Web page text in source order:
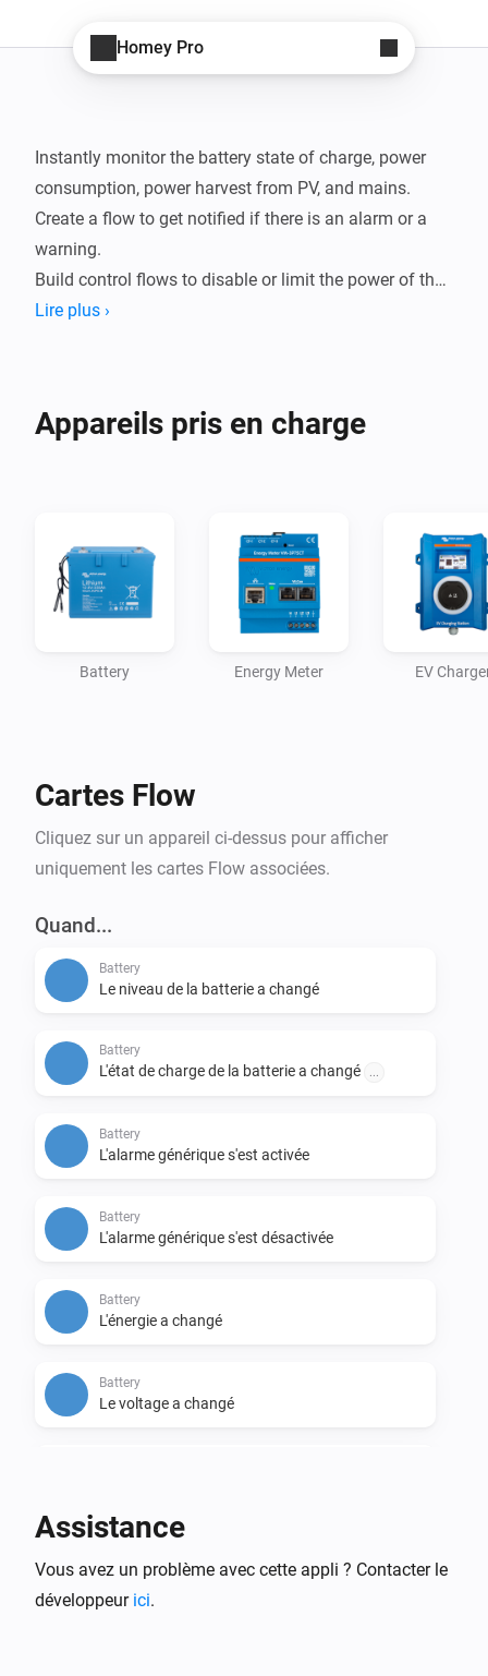
Homey Pro
Instantly monitor the battery state of charge, power
consumption, power harvest from PV, and mains.
Create a flow to get notified if there is an alarm or a
warning.
Build control flows to disable or limit the power of the
inverter if a car is charging. Easily control the switch
Lire plus ›
Appareils pris en charge
Battery Energy Meter EV
Cartes Flow
Cliquez sur un appareil ci-dessus pour afficher
uniquement les cartes Flow associées.
Quand...
Battery
Le niveau de la batterie a changé
Battery
L'état de charge de la batterie a changé
Battery
L'alarme générique s'est activée
Battery
L'alarme générique s'est désactivée
Battery
L'énergie a changé
Battery
Le voltage a changé
La température a changé
Assistance
Vous avez un problème avec cette appli ? Contacter le
développeur ici.